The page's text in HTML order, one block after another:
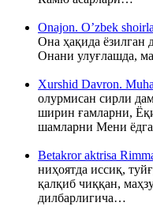
Onajon. O’zbek
Она ҳақида ёзилган
Онани улуғлашда,
Xurshid Davron.
олурмисан сирли
ширин ғамларни,
шамларни Мени
Betakror aktrisa
ниҳоятда иссиқ,
қалқиб чиққан,
дилбарлигича…